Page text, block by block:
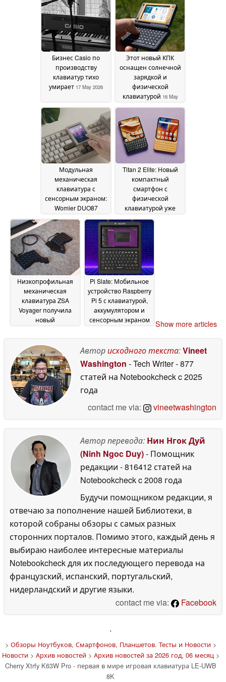
ладоней и
клавиатуру с мягкой
подставкой для
запястий из
двойной пены29 May
2026
Бизнес Casio по
производству
клавиатур тихо
умирает 17 May 2026
Этот новый КПК
оснащен солнечной
зарядкой и
физической
клавиатурой 16 May
2026
Модульная
механическая
клавиатура с
сенсорным экраном:
Womier DUO87
поступит в продажу
по цене $99 14 May
2026
Titan 2 Elite: Новый
компактный
смартфон с
физической
клавиатурой уже
доступен для
предварительного
заказа
14 May 2026
Низкопрофильная
механическая
клавиатура ZSA
Voyager получила
новый
совместимостью
May 2026
Pi Slate: Мобильное
устройство Raspberry
Pi 5 с клавиатурой,
аккумулятором и
сенсорным экраном
Show more articles
Авторисходного текста:Vineet
Washington - Tech Writer- 877
статей на Notebookcheckc 2025
года
contact me via:
vineetwashington
Автор перевода: Нин Нгок Дуй
(Ninh Ngoc Duy)- Помощник
редакции - 816412 статей на
Notebookcheckc 2008 года
Будучи помощником редакции, я
отвечаю за пополнение нашей Библиотеки, в
которой собраны обзоры с самых разных
сторонних порталов. Помимо этого, каждый день я
выбираю наиболее интересные материалы
Notebookcheck для их последующего перевода на
французский, испанский, португальский,
нидерландский и другие языки.
contact me via:
Facebook
'
> Обзоры Ноутбуков, Смартфонов, Планшетов. Тесты и Новости>
Новости> Архив новостей> Архив новостей за 2026 год, 06 месяц>
Cherry Xtrfy K63W Pro - первая в мире игровая клавиатура LE-UWB
8K